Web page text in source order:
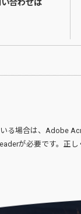
合わせは
る場合は、 Adobe
が必要です。正し